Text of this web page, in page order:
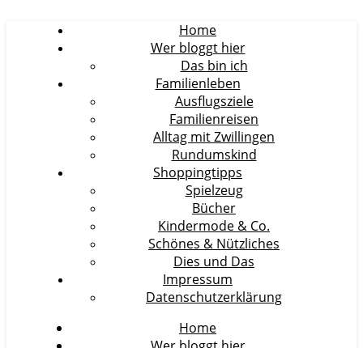
Home
Wer bloggt hier
Das bin ich
Familienleben
Ausflugsziele
Familienreisen
Alltag mit Zwillingen
Rundumskind
Shoppingtipps
Spielzeug
Bücher
Kindermode & Co.
Schönes & Nützliches
Dies und Das
Impressum
Datenschutzerklärung
Home